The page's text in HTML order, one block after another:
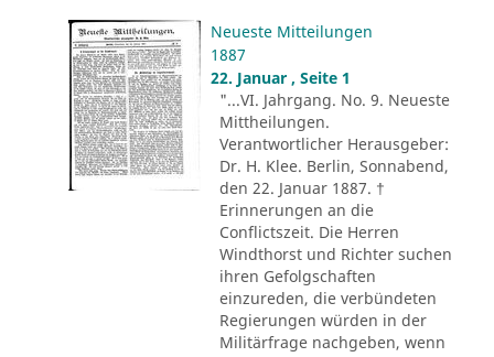
Neueste Mitteilungen
1887
22. Januar , Seite 1
"...VI. Jahrgang. No. 9. Neueste
Mittheilungen.
Verantwortlicher Herausgeber:
Dr. H. Klee. Berlin, Sonnabend,
den 22. Januar 1887. †
Erinnerungen an die
Conflictszeit. Die Herren
Windthorst und Richter suchen
ihren Gefolgschaften
einzureden, die verbündeten
Regierungen würden in der
Militärfrage nachgeben, wenn